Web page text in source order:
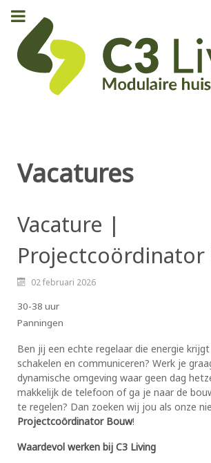
Vacatures
Vacature |
Projectcoördinator
02 februari 2026
30-38 uur
Panningen
Ben jij een echte regelaar die energie
schakelen en communiceren? Werk je
dynamische omgeving waar geen dag
makkelijk de telefoon of ga je naar de
te regelen? Dan zoeken wij jou als onze
Projectcoördinator Bouw!
Waardevol werken bij C3 Living